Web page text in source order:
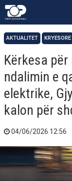
AKTUALITET KRYESORE
Kërkesa
ndalimin e
elektrike,
kalon për
04/06/2026 12:56